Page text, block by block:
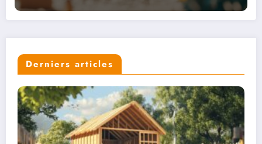
Derniers articles